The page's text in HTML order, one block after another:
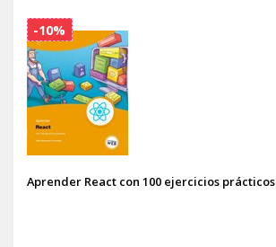
Aprender React con 100 ejercicios prácticos
-10%